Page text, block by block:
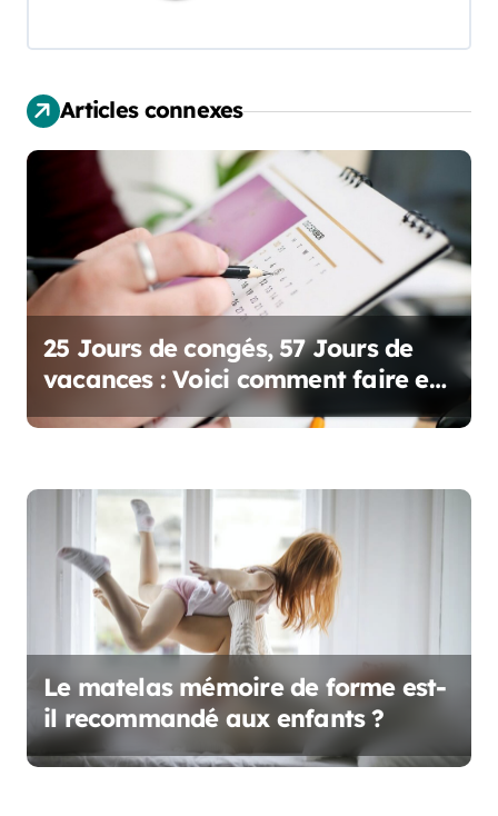
o
n
e
l
a
r
t
e
Articles connexes
25 Jours de congés, 57 Jours de
vacances : Voici comment faire en
2025 !
Le matelas mémoire de forme est-
il recommandé aux enfants ?